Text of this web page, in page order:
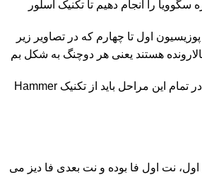
را انجام دهیم تا تکنیک اسلور
پوزیسیون اول تا چهارم که در تصاویر زیر
هستند یعنی هر دوچنگ به شکل بم
به زیر هستند. پس قاعدتا در تمام این مراحل باید از تکنیک Hammer
اول، نت اول فا بوده و نت بعدی فا دیز می